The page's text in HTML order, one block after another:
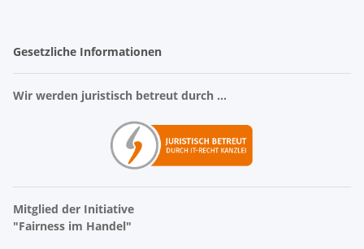
Gesetzliche Informationen
Wir werden juristisch betreut durch ...
Mitglied der Initiative
"Fairness im Handel"